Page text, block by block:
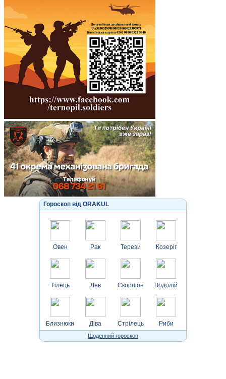
Гороскоп від ORAKUL
Овен
Тілець
Близнюки
Рак
Лев
Діва
Терези
Скорпіон
Стрілець
Козеріг
Водолій
Риби
Щоденний гороскоп